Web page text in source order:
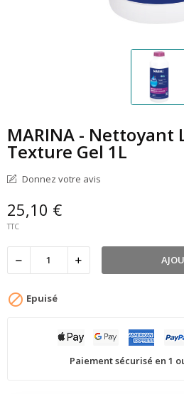
MARINA - Nettoyant
Texture Gel 1L
Donnez votre avis
25,10 €
TTC
 Epuisé
Paiement sécurisé en 1